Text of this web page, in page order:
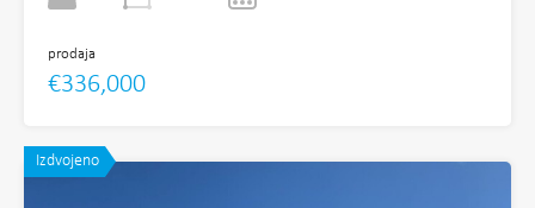
prodaja
€336,000
Izdvojeno